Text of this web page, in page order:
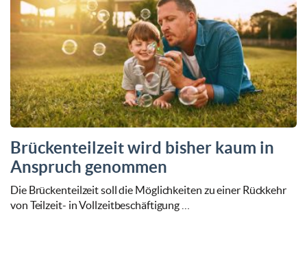
Brückenteilzeit wird bisher kaum in
Anspruch genommen
Die Brückenteilzeit soll die Möglichkeiten zu einer Rückkehr
von Teilzeit- in Vollzeitbeschäftigung …